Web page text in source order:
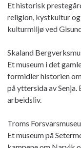
Et historisk
religion, kystkultur
kulturmiljø ved
Skaland
Et museum i det
formidler historien
på yttersida av
arbeidsliv.
Troms
Et museum på